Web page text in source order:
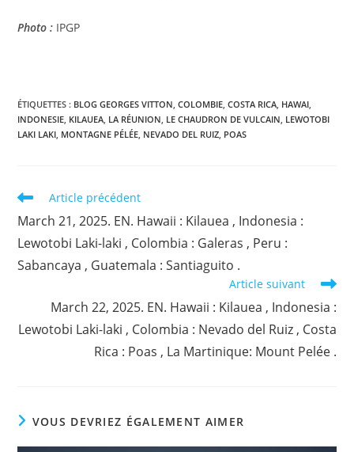
Photo : IPGP
ÉTIQUETTES : BLOG GEORGES VITTON COLOMBIE COSTA RICA HAWAI
INDONESIE KILAUEA LA RÉUNION LE CHAUDRON DE VULCAIN LEWOTOBI
LAKI LAKI MONTAGNE PÉLÉE NEVADO DEL RUIZ POAS
Read
articles
Article précédent
March 21, 2025. EN. Hawaii : Kilauea , Indonesia :
Lewotobi Laki-laki , Colombia : Galeras , Peru :
Sabancaya , Guatemala : Santiaguito .
Article suivant
March 22, 2025. EN. Hawaii : Kilauea , Indonesia :
Lewotobi Laki-laki , Colombia : Nevado del Ruiz , Costa
Rica : Poas , La Martinique: Mount Pelée .
VOUS DEVRIEZ ÉGALEMENT AIMER